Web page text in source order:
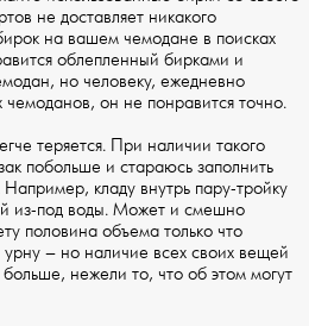
не доставляет никакого
на вашем чемодане в поисках
облепленный бирками и
но человеку, ежедневно
он не понравится точно.
теряется. При наличии такого
побольше и стараюсь заполнить
кладу внутрь пару-тройку
из-под воды. Может и смешно
половина объема только что
урну – но наличие всех своих вещей
нежели то, что об этом могут